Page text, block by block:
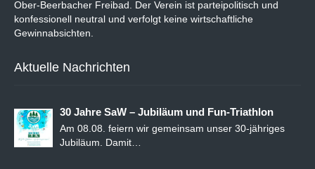
Ober-Beerbacher Freibad. Der Verein ist parteipolitisch und
konfessionell neutral und verfolgt keine wirtschaftliche
Gewinnabsichten.
Aktuelle Nachrichten
30 Jahre SaW – Jubiläum und Fun-Triathlon
Am 08.08. feiern wir gemeinsam unser 30-jähriges
Jubiläum. Damit…